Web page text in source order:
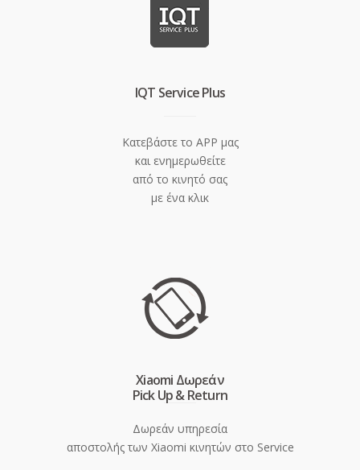
IQT Service Plus
Κατεβάστε το APP μας
και ενημερωθείτε
από το κινητό σας
με ένα κλικ
Xiaomi Δωρεάν
Pick Up & Return
Δωρεάν υπηρεσία
αποστολής των Xiaomi κινητών στο Service